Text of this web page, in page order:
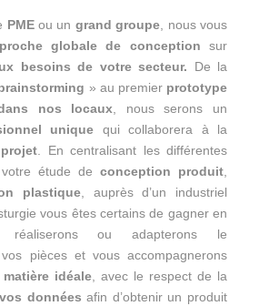
PMEou un grand groupe, nous vous
globale de conception sur
besoins de votre secteur. De la
» au premier prototype
nos locaux, nous serons un
unique qui collaborera à la
. En centralisant les différentes
étude de conception produit,
plastique, auprès d’un industriel
vous êtes certains de gagner en
ou adapterons le
pièces et vous accompagnerons
matière idéale, avec le respect de la
données afin d’obtenir un produit